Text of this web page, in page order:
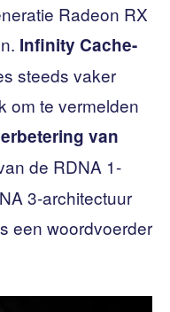
Radeon RX
Infinity Cache-
steeds vaker
om te vermelden
van
de RDNA 1-
3-architectuur
een woordvoerder